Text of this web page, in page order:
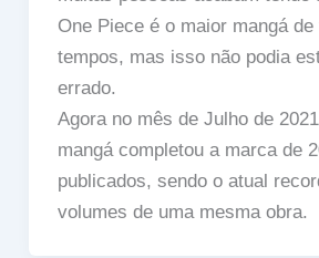
One Piece é o maior mangá de
tempos, mas isso não podia
errado.
Agora no mês de Julho de
mangá completou a marca de
publicados, sendo o atual
volumes de uma mesma obra.